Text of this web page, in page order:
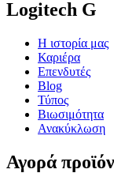
Logitech G
Η ιστορία μας
Καριέρα
Επενδυτές
Blog
Τύπος
Βιωσιμότητα
Ανακύκλωση
Αγορά